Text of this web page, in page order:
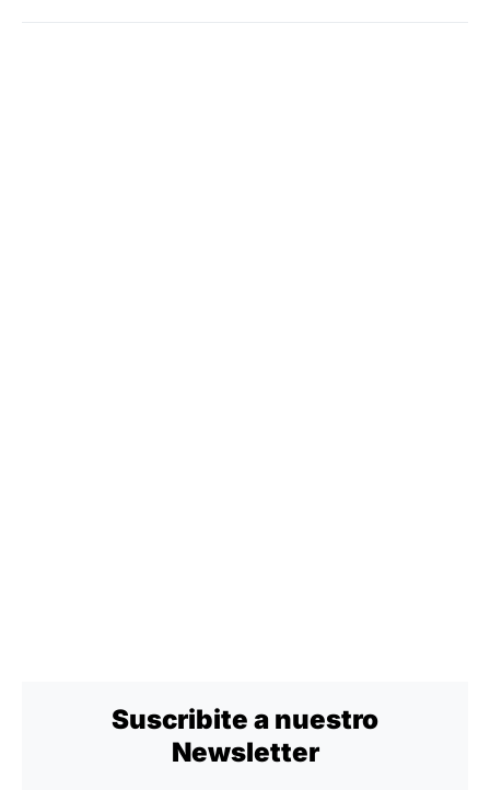
Suscribite a nuestro
Newsletter